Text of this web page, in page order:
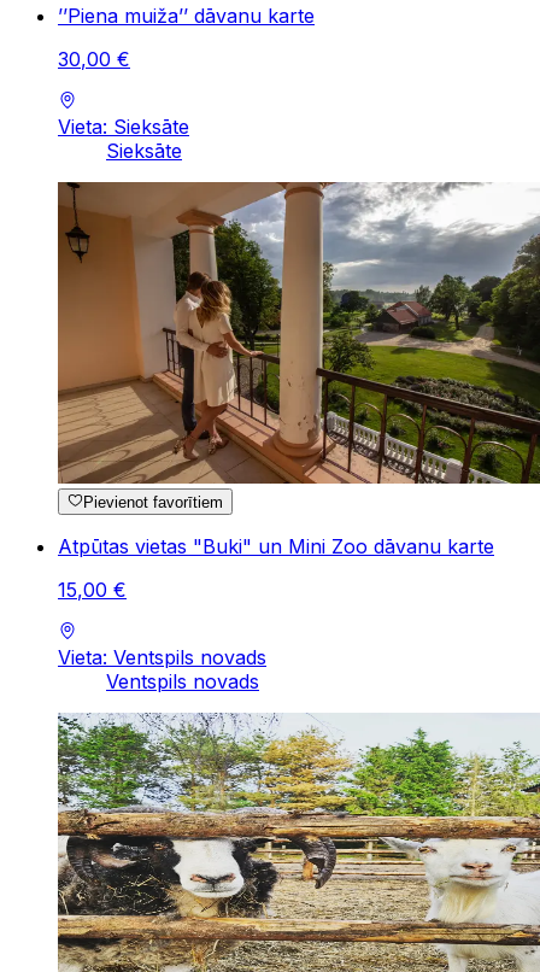
’’Piena muiža’’ dāvanu karte
30,00 €
Vieta: Sieksāte
Sieksāte
Pievienot favorītiem
Atpūtas vietas "Buki" un Mini Zoo dāvanu karte
15,00 €
Vieta: Ventspils novads
Ventspils novads